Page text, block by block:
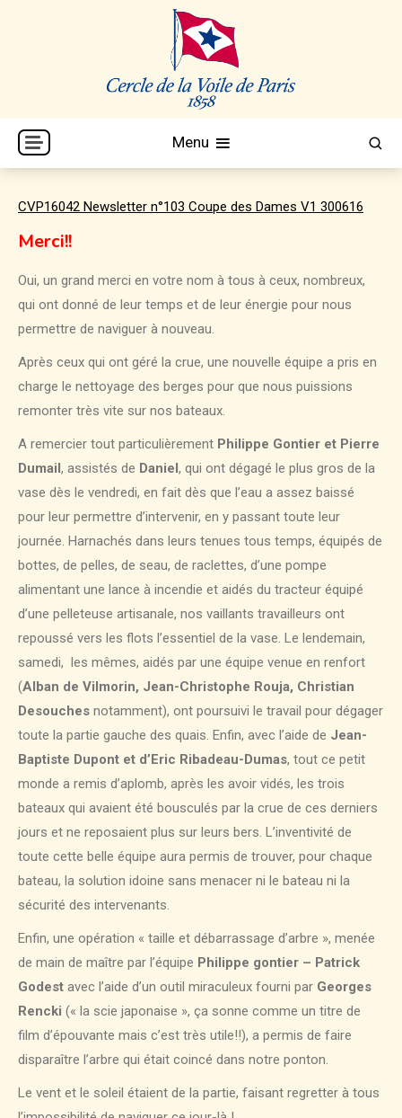
CVP
Cercle de la Voile de Paris
Menu
CVP16042 Newsletter n°103 Coupe des Dames V1 300616
Merci!!
Oui, un grand merci en votre nom à tous à ceux, nombreux,
qui ont donné de leur temps et de leur énergie pour nous
permettre de naviguer à nouveau.
Après ceux qui ont géré la crue, une nouvelle équipe a pris en
charge le nettoyage des berges pour que nous puissions
remonter très vite sur nos bateaux.
A remercier tout particulièrement Philippe Gontier et Pierre
Dumail , assistés de Daniel , qui ont dégagé le plus gros de la
vase dès le vendredi, en fait dès que l’eau a assez baissé
pour leur permettre d’intervenir, en y passant toute leur
journée. Harnachés dans leurs tenues tous temps, équipés de
bottes, de pelles, de seau, de raclettes, d’une pompe
alimentant une lance à incendie et aidés du tracteur équipé
d’une pelleteuse artisanale, nos vaillants travailleurs ont
repoussé vers les flots l’essentiel de la vase. Le lendemain,
samedi, les mêmes, aidés par une équipe venue en renfort
(Alban de Vilmorin, Jean-Christophe Rouja, Christian
Desouches notamment), ont poursuivi le travail pour dégager
toute la partie gauche des quais. Enfin, avec l’aide de Jean-
Baptiste Dupont et d’Eric Ribadeau-Dumas, tout ce petit
monde a remis d’aplomb, après les avoir vidés, les trois
bateaux qui avaient été bousculés par la crue de ces derniers
jours et ne reposaient plus sur leurs bers. L’inventivité de
toute cette belle équipe aura permis de trouver, pour chaque
bateau, la solution idoine sans menacer ni le bateau ni la
sécurité des intervenants.
Enfin, une opération « taille et débarrassage d’arbre », menée
de main de maître par l’équipe Philippe gontier – Patrick
Godest avec l’aide d’un outil miraculeux fourni par Georges
Rencki (« la scie japonaise », ça sonne comme un titre de
film d’épouvante mais c’est très utile!!), a permis de faire
disparaître l’arbre qui était coincé dans notre ponton.
Le vent et le soleil étaient de la partie, faisant regretter à tous